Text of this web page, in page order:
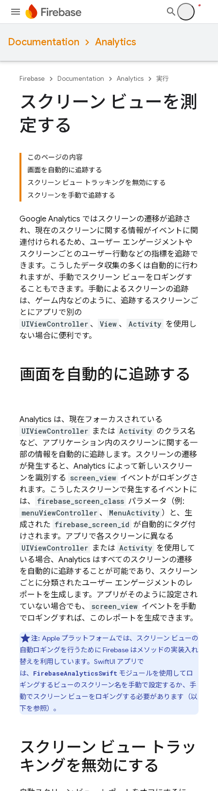
Documentation Analytics
Firebase Documentation Analytics 実行
スクリーン ビューを測
定する
このページの内容
画面を自動的に追跡する
スクリーン ビュー トラッキングを無効にする
スクリーンを手動で追跡する
Google Analytics ではスクリーンの遷移が追跡さ
れ、現在のスクリーンに関する情報がイベントに関
連付けられるため、ユーザー エンゲージメントや
スクリーンごとのユーザー行動などの指標を追跡で
きます。こうしたデータ収集の多くは自動的に行わ
れますが、手動でスクリーン ビューをロギングす
ることもできます。手動によるスクリーンの追跡
は、ゲーム内などのように、追跡するスクリーンご
とにアプリで別の
UIViewController 、 View 、 Activity を使用し
ない場合に便利です。
画面を自動的に追跡する
Analytics は、現在フォーカスされている
UIViewController または Activity のクラス名
など、アプリケーション内のスクリーンに関する一
部の情報を自動的に追跡します。スクリーンの遷移
が発生すると、 Analytics によって新しいスクリー
ンを識別する screen_view イベントがロギングさ
れます。こうしたスクリーンで発生するイベントに
は、
firebase_screen_class パラメータ（例:
menuViewController 、 MenuActivity ）と、生
成された firebase_screen_id が自動的にタグ付
けされます。アプリで各スクリーンに異なる
UIViewController または Activity を使用して
いる場合、 Analytics はすべてのスクリーンの遷移
を自動的に追跡することが可能であり、スクリーン
ごとに分類されたユーザー エンゲージメントのレ
ポートを生成します。アプリがそのように設定され
ていない場合でも、
screen_view イベントを手動
でロギングすれば、このレポートを生成できます。
注: Apple プラットフォームでは、スクリーン ビューの
自動ロギングを行うために Firebase はメソッドの実装入れ
替えを利用しています。SwiftUI アプリで
は、
FirebaseAnalyticsSwift モジュールを使用してロ
ギングするビューのスクリーン名を手動で設定するか、手
動でスクリーン ビューをロギングする必要があります（以
下を参照）。
スクリーン ビュー トラッ
キングを無効にする